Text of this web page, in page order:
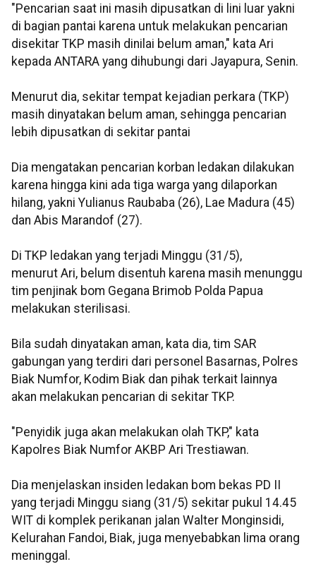
"Pencarian saat ini masih dipusatkan di lini luar yakni
di bagian pantai karena untuk melakukan pencarian
disekitar TKP masih dinilai belum aman," kata Ari
kepada ANTARA yang dihubungi dari Jayapura, Senin.
Menurut dia, sekitar tempat kejadian perkara (TKP)
masih dinyatakan belum aman, sehingga pencarian
lebih dipusatkan di sekitar pantai
Dia mengatakan pencarian korban ledakan dilakukan
karena hingga kini ada tiga warga yang dilaporkan
hilang, yakni Yulianus Raubaba (26), Lae Madura (45)
dan Abis Marandof (27).
Di TKP ledakan yang terjadi Minggu (31/5),
menurut Ari, belum disentuh karena masih menunggu
tim penjinak bom Gegana Brimob Polda Papua
melakukan sterilisasi.
Bila sudah dinyatakan aman, kata dia, tim SAR
gabungan yang terdiri dari personel Basarnas, Polres
Biak Numfor, Kodim Biak dan pihak terkait lainnya
akan melakukan pencarian di sekitar TKP.
"Penyidik juga akan melakukan olah TKP," kata
Kapolres Biak Numfor AKBP Ari Trestiawan.
Dia menjelaskan insiden ledakan bom bekas PD II
yang terjadi Minggu siang (31/5) sekitar pukul 14.45
WIT di komplek perikanan jalan Walter Monginsidi,
Kelurahan Fandoi, Biak, juga menyebabkan lima orang
meninggal.